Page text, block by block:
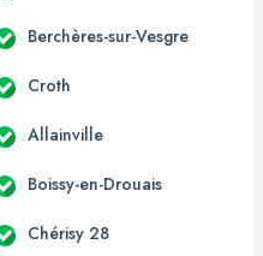
Berchères-sur-Vesgre
Croth
Allainville
Boissy-en-Drouais
Chérisy 28